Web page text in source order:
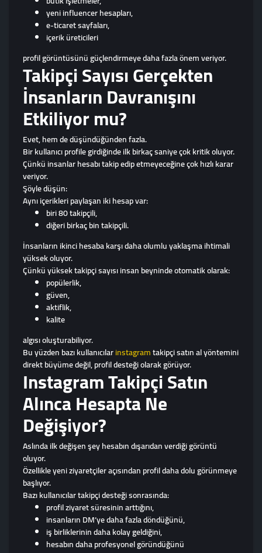
yeni influencer hesapları,
e-ticaret sayfaları,
içerik üreticileri
profil görüntüsünü güçlendirmeye daha fazla önem veriyor.
Takipçi Sayısı Gerçekten
İnsanların Davranışını
Etkiliyor mu?
Evet, hem de düşündüğünden fazla.
Bir kullanıcı profile girdiğinde ilk birkaç saniye çok kritik oluyor.
Çünkü insanlar hesabı takip edip etmeyeceğine çok hızlı karar
veriyor.
Şöyle düşün:
Aynı içerikleri paylaşan iki hesap var:
biri 80 takipçili,
diğeri birkaç bin takipçili.
İnsanların ikinci hesaba karşı daha olumlu yaklaşma ihtimali
yüksek oluyor.
Çünkü yüksek takipçi sayısı insan beyninde otomatik olarak:
popülerlik,
güven,
aktiflik,
kalite
algısı oluşturabiliyor.
Bu yüzden bazı kullanıcılarinstagramtakipçi satın al yöntemini
direkt büyüme değil, profil desteği olarak görüyor.
Instagram Takipçi Satın
Alınca Hesapta Ne
Değişiyor?
Aslında ilk değişen şey hesabın dışarıdan verdiği görüntü
oluyor.
Özellikle yeni ziyaretçiler açısından profil daha dolu görünmeye
başlıyor.
Bazı kullanıcılar takipçi desteği sonrasında:
profil ziyaret süresinin arttığını,
insanların DM’ye daha fazla döndüğünü,
iş birliklerinin daha kolay geldiğini,
hesabın daha profesyonel göründüğünü